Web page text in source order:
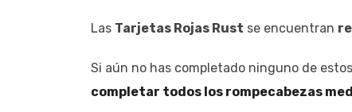
Las Tarjetas Rojas Rust se encuentran
Si aún no has completado ninguno de
completar todos los rompecabezas